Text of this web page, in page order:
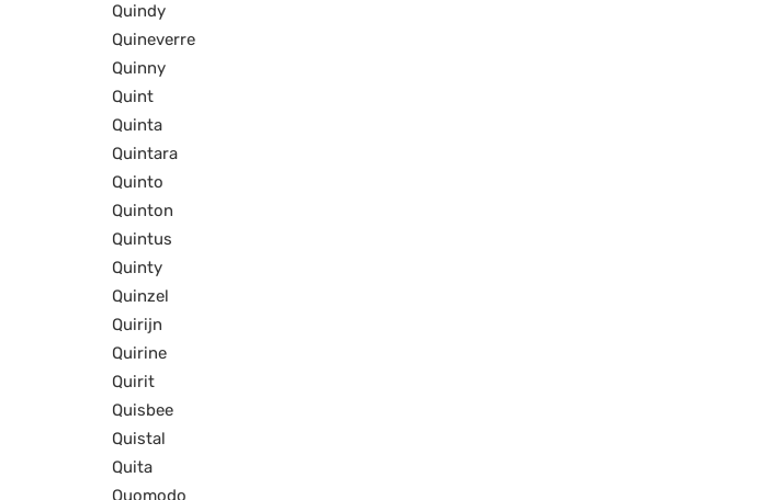
Quindy
Quineverre
Quinny
Quint
Quinta
Quintara
Quinto
Quinton
Quintus
Quinty
Quinzel
Quirijn
Quirine
Quirit
Quisbee
Quistal
Quita
Quomodo